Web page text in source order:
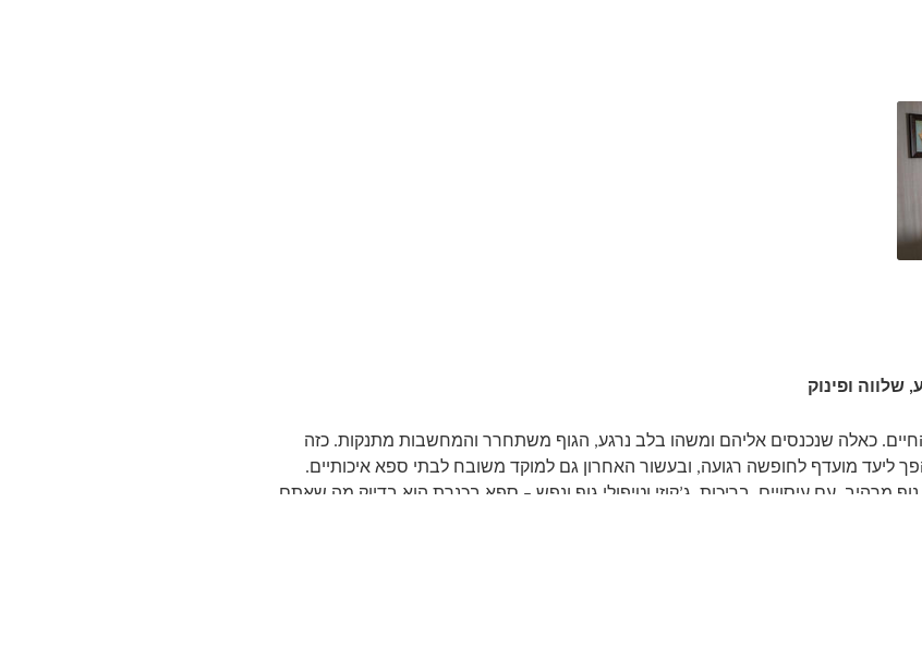
ופינוק
כאלה שנכנסים אליהם ומשהו בלב נרגע, הגוף משתחרר והמחשבות מתנקות. כזה
ליעד מועדף לחופשה רגועה, ובעשור האחרון גם למוקד משובח לבתי ספא איכותיים.
מרהיב, עם עיסויים, בריכות, ג’קוזי וטיפולי גוף ונפש – ספא בכנרת הוא בדיוק מה שאתם